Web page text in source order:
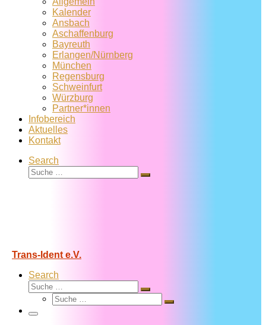
Kalender
Ansbach
Aschaffenburg
Bayreuth
Erlangen/Nürnberg
München
Regensburg
Schweinfurt
Würzburg
Partner*innen
Infobereich
Aktuelles
Kontakt
Search
Suche
Suche
Trans-Ident e.V.
Search
Suche
Suche
Suche
Suche
Menü